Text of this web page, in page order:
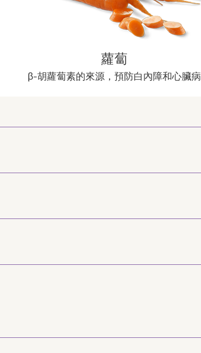
蘿蔔
β-胡蘿蔔素的來源，預防白內障和心臟病